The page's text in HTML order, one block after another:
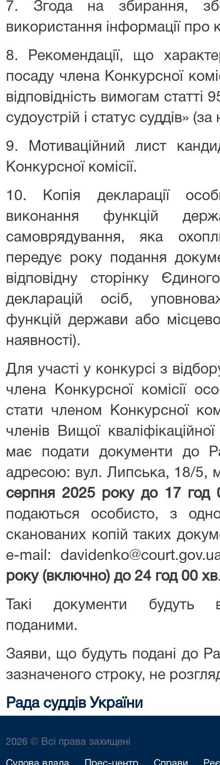
7. Згода на збирання,
використання інформації про
8. Рекомендації, що
посаду члена Конкурсної
відповідність вимогам
судоустрій і статус суддів» (за
9. Мотиваційний лист
Конкурсної комісії.
10. Копія декларації
виконання функцій
самоврядування, яка
передує року подання
відповідну сторінку
декларацій осіб,
функцій держави або
наявності).
Для участі у конкурсі з
члена Конкурсної комісії
стати членом Конкурсної
членів Вищої
має подати документи до
адресою: вул. Липська, 18/5,
серпня 2025 року до 17 год
подаються особисто, з
сканованих копій таких
e-mail:
року (включно) до 24 год 00 хв
Такі документи будуть
поданими.
Заяви, що будуть подані до
зазначеного строку, не
Рада суддів України
2026 © Всі права захищені